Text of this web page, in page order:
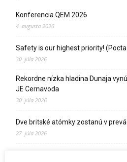
Konferencia QEM 2026
4. augusta 2026
Safety is our highest priority!
30. júla 2026
Rekordne nízka hladina Dunaja
JE Cernavoda
30. júla 2026
Dve britské atómky zostanú v
27. júla 2026